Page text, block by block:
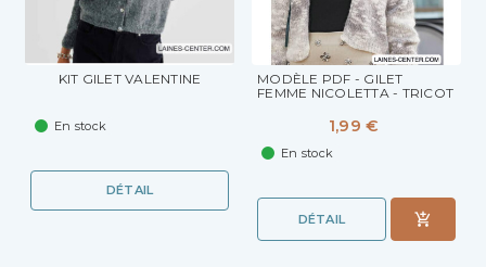
KIT GILET VALENTINE
En stock
DÉTAIL
MODÈLE PDF - GILET
FEMME NICOLETTA - TRICOT
1,99 €
En stock
DÉTAIL